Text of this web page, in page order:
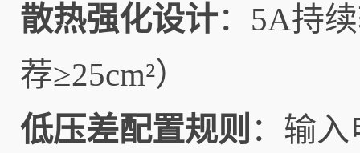
散热强化设计：5A持
荐≥25cm²）
低压差配置规则 ：输